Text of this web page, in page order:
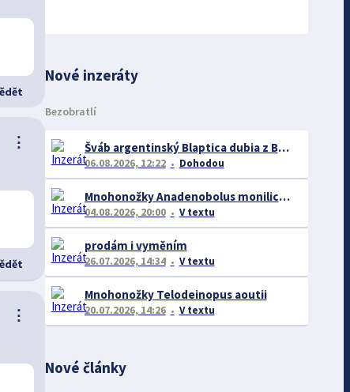
⋮
⋮
Nové inzeráty
Bezobratlí
Šváb argentinský Blaptica dubia z Brna nejen do celé ČR
06.08.2026, 12:22 Dohodou
Mnohonožky Anadenobolus monilicornis a další
04.08.2026, 20:00 V textu
prodám i vyměním
26.07.2026, 14:34 V textu
Mnohonožky Telodeinopus aoutii
20.07.2026, 14:26 V textu
Nové články